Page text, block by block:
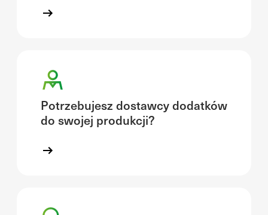
Potrzebujesz dostawcy dodatków
do swojej produkcji?